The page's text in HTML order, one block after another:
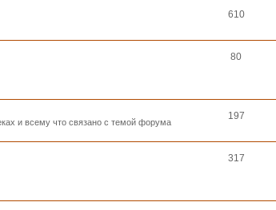
610
80
и всему что связано с темой форума
197
317